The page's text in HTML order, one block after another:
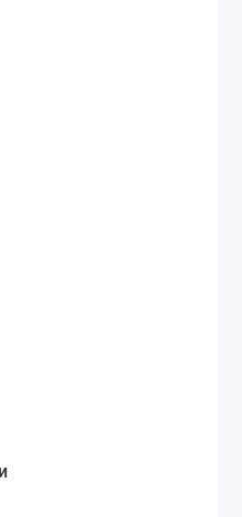
схемы позволяют
или освещения
дальности
вручную
для
при